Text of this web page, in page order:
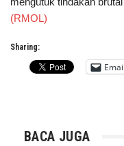
(RMOL)
Sharing:
Email
BACA JUGA